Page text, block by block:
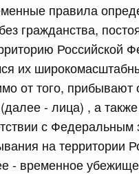
правила
гражданства,
Российской
их
от того,
- лица) , а
с
на территории
- временное
понедельник
Федерации от
июля, суббота
Федерации от